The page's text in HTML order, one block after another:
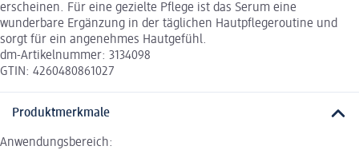
erscheinen. Für eine gezielte Pflege ist das Serum eine
wunderbare Ergänzung in der täglichen Hautpflegeroutine und
sorgt für ein angenehmes Hautgefühl.
dm-Artikelnummer: 3134098
GTIN: 4260480861027
Produktmerkmale
Anwendungsbereich: